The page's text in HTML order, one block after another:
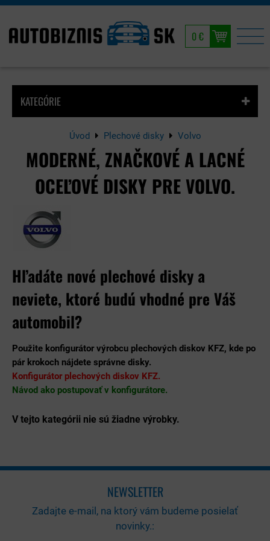
0 €
Úvod Plechové disky Volvo
MODERNÉ, ZNAČKOVÉ A LACNÉ
OCEĽOVÉ DISKY PRE VOLVO.
KATEGÓRIE
Hľadáte nové plechové disky a
neviete, ktoré budú vhodné pre Váš
automobil?
Použite konfigurátor výrobcu plechových diskov KFZ, kde po
pár krokoch nájdete správne disky.
Konfigurátor plechových diskov KFZ.
Návod ako postupovať v konfigurátore.
NEWSLETTER
Zadajte e-mail, na ktorý vám budeme posielať
novinky.: